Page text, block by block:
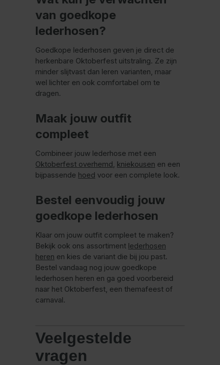
van goedkope
lederhosen?
Goedkope lederhosen geven je direct de
herkenbare Oktoberfest uitstraling. Ze zijn
minder slijtvast dan leren varianten, maar
wel lichter en ook comfortabel om te
dragen.
Maak jouw outfit
compleet
Combineer jouw lederhose met een
Oktoberfest overhemd kniekousen en een
bijpassende hoed voor een complete look.
Bestel eenvoudig jouw
goedkope lederhosen
Klaar om jouw outfit compleet te maken?
Bekijk ook ons assortiment lederhosen
heren en kies de variant die bij jou past.
Bestel vandaag nog jouw goedkope
lederhosen heren en ga goed voorbereid
naar het Oktoberfest, een themafeest of
carnaval.
Veelgestelde
vragen